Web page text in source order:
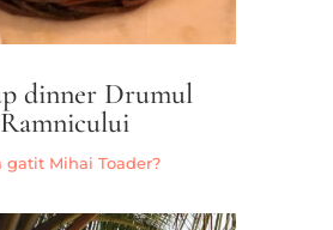
dinner Drumul
Ramnicului
gatit Mihai Toader?